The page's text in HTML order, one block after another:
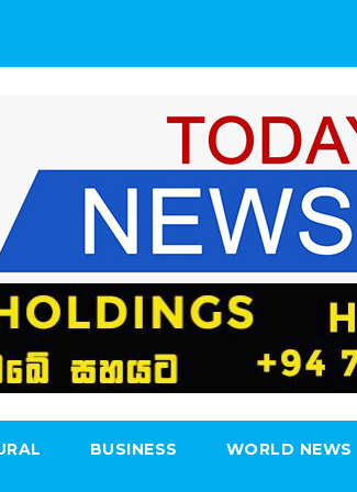
BUSINESS WORLD NEWS